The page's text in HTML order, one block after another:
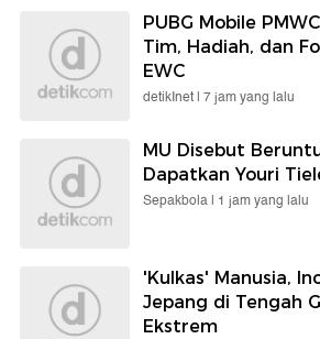
PUBG Mobile
Tim, Hadiah, dan
EWC
detikInet | 7 jam yang lalu
MU Disebut
Dapatkan Youri
Sepakbola | 1 jam yang lalu
'Kulkas' Manusia,
Jepang di Tengah
Ekstrem